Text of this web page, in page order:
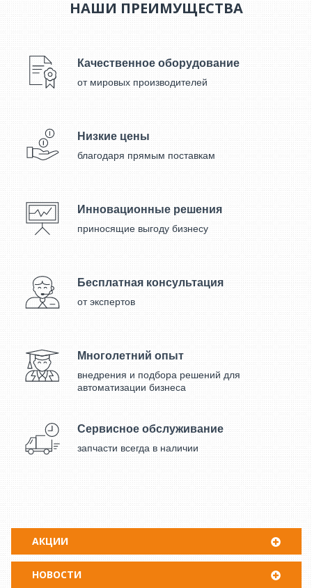
НАШИ ПРЕИМУЩЕСТВА
Качественное оборудование
от мировых производителей
Низкие цены
благодаря прямым поставкам
Инновационные решения
приносящие выгоду бизнесу
Бесплатная консультация
от экспертов
Многолетний опыт
внедрения и подбора решений для
автоматизации бизнеса
Сервисное обслуживание
запчасти всегда в наличии
АКЦИИ
НОВОСТИ